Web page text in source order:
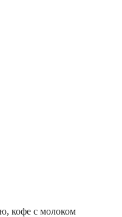
кофе с молоком